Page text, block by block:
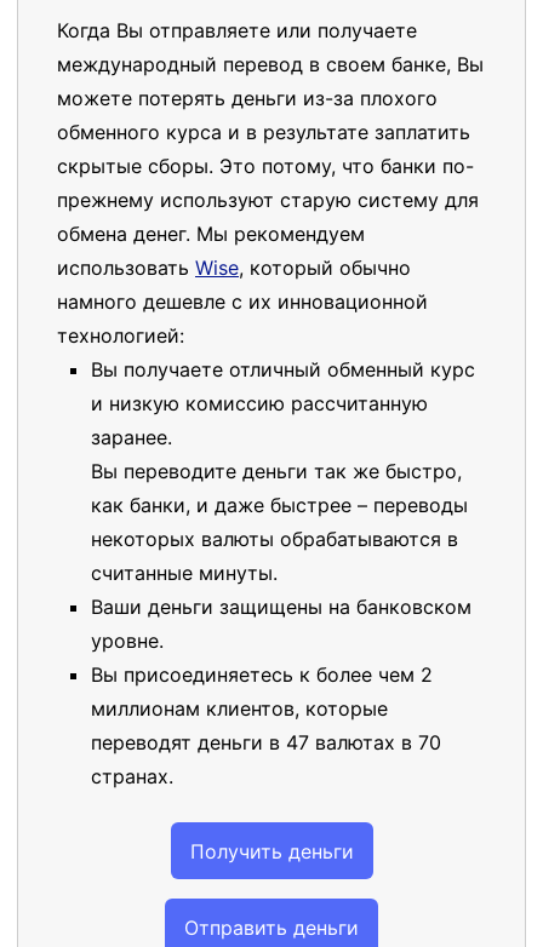
Когда Вы отправляете или получаете
международный перевод в своем банке, Вы
можете потерять деньги из-за плохого
обменного курса и в результате заплатить
скрытые сборы. Это потому, что банки по-
прежнему используют старую систему для
обмена денег. Мы рекомендуем
использовать Wise, который обычно
намного дешевле с их инновационной
технологией:
Вы получаете отличный обменный курс
и низкую комиссию рассчитанную
заранее.
Вы переводите деньги так же быстро,
как банки, и даже быстрее – переводы
некоторых валюты обрабатываются в
считанные минуты.
Ваши деньги защищены на банковском
уровне.
Вы присоединяетесь к более чем 2
миллионам клиентов, которые
переводят деньги в 47 валютах в 70
странах.
Получить деньги
Отправить деньги